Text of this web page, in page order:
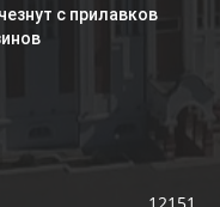
с прилавков